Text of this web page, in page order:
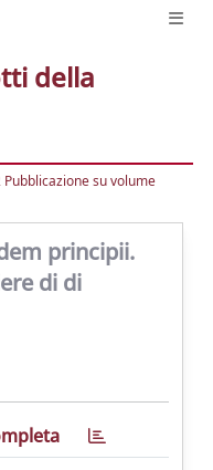
della
Pubblicazione su volume
principii.
di di